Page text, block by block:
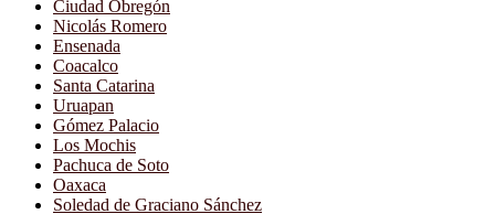
Ciudad Obregón
Nicolás Romero
Ensenada
Coacalco
Santa Catarina
Uruapan
Gómez Palacio
Los Mochis
Pachuca de Soto
Oaxaca
Soledad de Graciano Sánchez